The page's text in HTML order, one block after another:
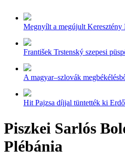
Megnyílt a megújult Keresztény
František Trstenský szepesi
A magyar–szlovák
Hit Pajzsa díjjal tüntették ki
Piszkei Sarlós
Plébánia